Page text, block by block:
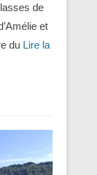
de
et
du Lire la